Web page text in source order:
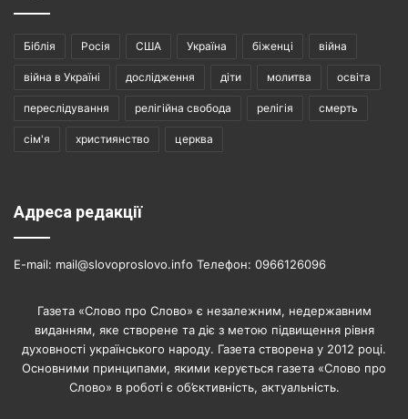
Біблія Росія США Україна біженці війна
війна в Україні дослідження діти молитва освіта
переслідування релігійна свобода релігія смерть
сім'я християнство церква
Адреса редакції
E-mail: mail@slovoproslovo.info Телефон: 0966126096
Газета «Слово про Слово» є незалежним, недержавним
виданням, яке створене та діє з метою підвищення рівня
духовності українського народу. Газета створена у 2012 році.
Основними принципами, якими керується газета «Слово про
Слово» в роботі є об’єктивність, актуальність.